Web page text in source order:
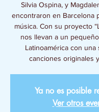
Silvia Ospina, y
encontraron en Barcelona
música. Con su proyecto
nos llevan a un
Latinoamérica con
canciones originales
Ya no es posible
Ver otros